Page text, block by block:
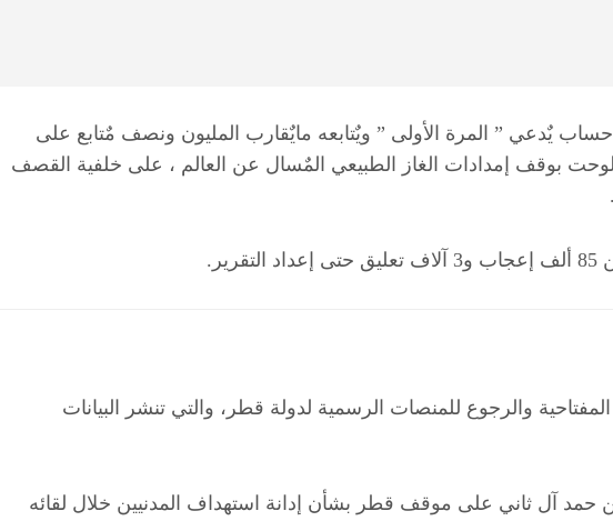
يٌدعي ” المرة الأولى ” ويٌتابعه مايٌقارب المليون ونصف مٌتابع على
بوقف إمدادات الغاز الطبيعي المٌسال عن العالم ، على خلفية القصف
والرجوع للمنصات الرسمية لدولة قطر، والتي تنشر البيانات
حمد آل ثاني على موقف قطر بشأن إدانة استهداف المدنيين خلال لقائه